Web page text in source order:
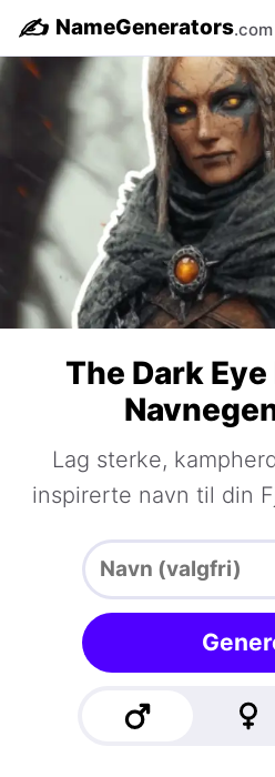
✍️ NameGenerators.com
The Dark
Lag sterke,
inspirerte navn til din